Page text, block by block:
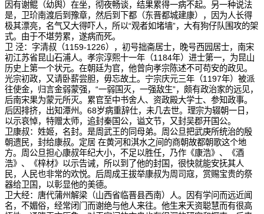
因有谢鲲（幼舆）在坐，彻夜畅谈，结果累得一病不起。另一种说法
是，卫玠南渡后到豫章，然后到下都（东晋都城建康），因为人长得
极其漂亮，名气又大得吓人，所以“观者如堵墙”，大有狗仔队围攻的架
式。由于不堪劳累，遂病而死。
卫 泾：字清叔（1159-1226），初号拙斋居士，晚号西园居士，南宋
初江苏省昆山石浦人。孝宗淳熙十一年（1184年）进士第一，为昆山
历史上第一个状元。在朝廷为官，他曾向孝宗陈述不可苟安的政见。
光宗初政，又请卧薪尝胆，毋忘故土。宁宗庆元三年（1197年）被派
往使金，归言金弱蒙强，“一弱国灭，一强敌生”，颇有政治家的远见，
后南宋果为蒙元所灭。累官至中书舍人、资政殿大学士、参知政事。
后因排挤，出知潭州。68岁病重辞仕，未几去世。理宗为辍朝一日，
以示哀悼，特赠太师，追封秦国公，谥文节，又封吴郡开国公。
卫康叔：姓姬，名封。是周武王的同母弟。周公旦把武庚所统治的殷
朝遗民，封给康叔。定居 在黄河和淇水之间的商朝故都朝歌这个地
方。周公旦担心康叔年纪大小，不足以胜任，乃作《康浩》、《酒
浩》、《梓材》以示告诫，所以到了他的封国，很快就能安抚其人
民，人民也非常的欢悦。后周成王拔举康叔为周司寇，赏赐宝贵的祭
器给卫国，以彰显他的美德。
卫大经：唐代蒲州解梁（山西省临晋县西南）人。因有学问而远近闻
名，不媚俗，经常闭门而谢绝与他人来往。他生来天资聪慧而有很高